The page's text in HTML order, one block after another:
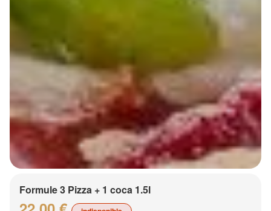
Formule 3 Pizza + 1 coca 1.5l